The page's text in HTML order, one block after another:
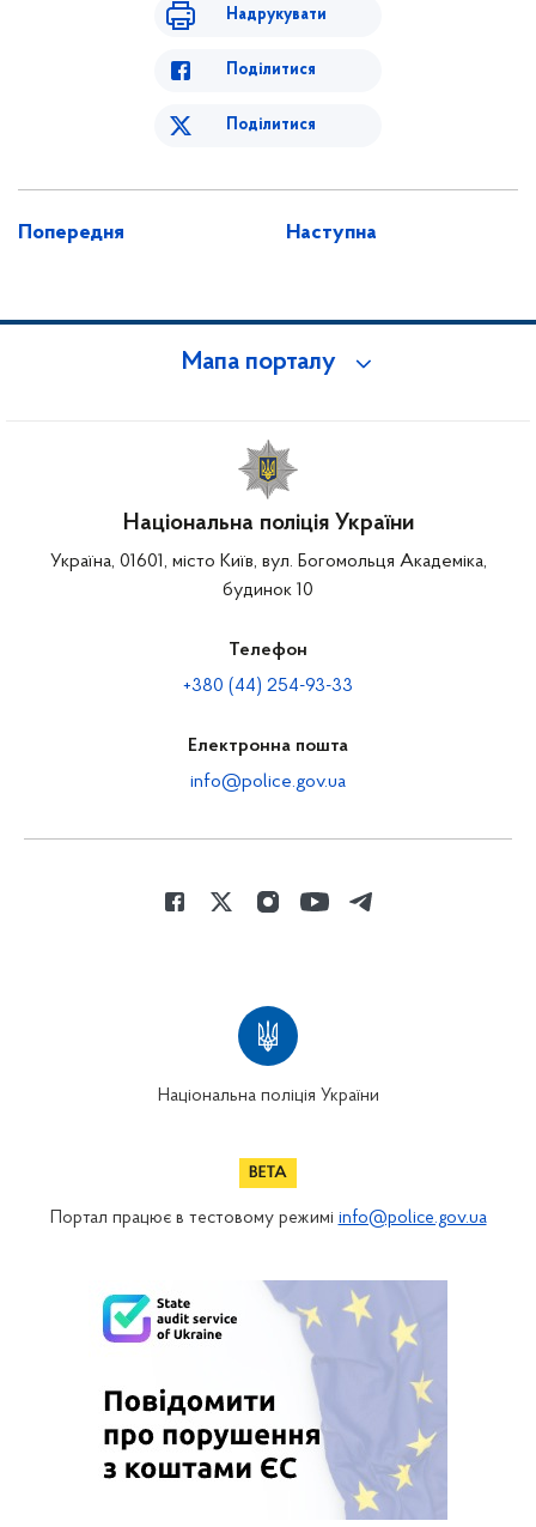
Надрукувати
Поділитися
Поділитися
Попередня Наступна
Мапа порталу
Національна поліція України
Україна, 01601, місто Київ, вул. Богомольця Академіка,
будинок 10
Телефон
+380 (44) 254-93-33
Електронна пошта
info@police.gov.ua
Національна поліція України
Портал працює в тестовому режимі info@police.gov.ua